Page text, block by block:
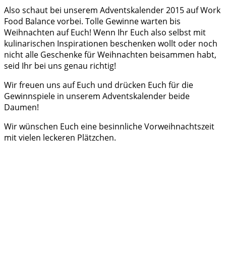
Also schaut bei unserem Adventskalender 2015 auf Work
Food Balance vorbei. Tolle Gewinne warten bis
Weihnachten auf Euch! Wenn Ihr Euch also selbst mit
kulinarischen Inspirationen beschenken wollt oder noch
nicht alle Geschenke für Weihnachten beisammen habt,
seid Ihr bei uns genau richtig!
Wir freuen uns auf Euch und drücken Euch für die
Gewinnspiele in unserem Adventskalender beide
Daumen!
Wir wünschen Euch eine besinnliche Vorweihnachtszeit
mit vielen leckeren Plätzchen.